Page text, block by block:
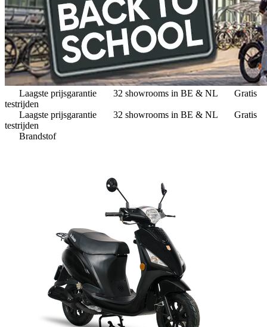
Laagste prijsgarantie 32 showrooms in BE & NL
Gratis
testrijden
Laagste prijsgarantie
32 showrooms in BE & NL
Gratis
testrijden
Brandstof